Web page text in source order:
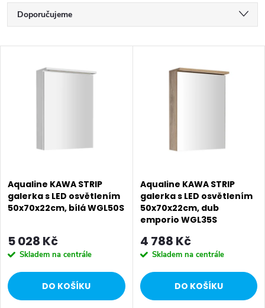
Ř
a
p
r
d
u
Doporučujeme
p
r
o
d
u
Aqualine KAWA STRIP
galerka s LED osvětlením
50x70x22cm, bílá WGL50S
5 028 Kč
Skladem na centrále
DO KOŠÍKU
Aqualine KAWA STRIP
galerka s LED osvětlením
50x70x22cm, dub
emporio WGL35S
4 788 Kč
Skladem na centrále
DO KOŠÍKU